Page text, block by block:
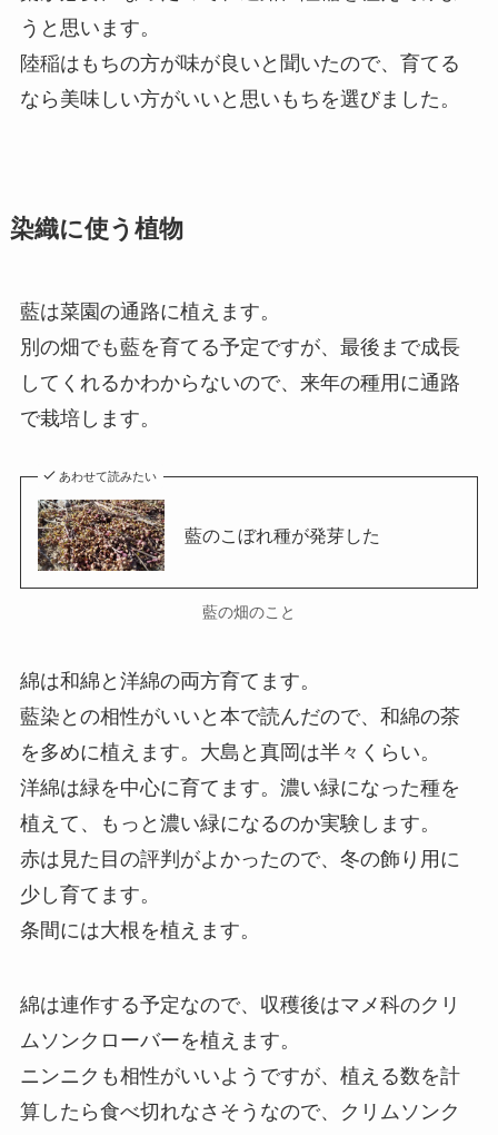
うと思います。
陸稲はもちの方が味が良いと聞いたので、育てる
なら美味しい方がいいと思いもちを選びました。
染織に使う植物
藍は菜園の通路に植えます。
別の畑でも藍を育てる予定ですが、最後まで成長
してくれるかわからないので、来年の種用に通路
で栽培します。
あわせて読みたい
藍のこぼれ種が発芽した
藍の畑のこと
綿は和綿と洋綿の両方育てます。
藍染との相性がいいと本で読んだので、和綿の茶
を多めに植えます。大島と真岡は半々くらい。
洋綿は緑を中心に育てます。濃い緑になった種を
植えて、もっと濃い緑になるのか実験します。
赤は見た目の評判がよかったので、冬の飾り用に
少し育てます。
条間には大根を植えます。
綿は連作する予定なので、収穫後はマメ科のクリ
ムソンクローバーを植えます。
ニンニクも相性がいいようですが、植える数を計
算したら食べ切れなさそうなので、クリムソンク